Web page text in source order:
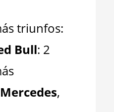
triunfos:
Bull: 2
Mercedes,